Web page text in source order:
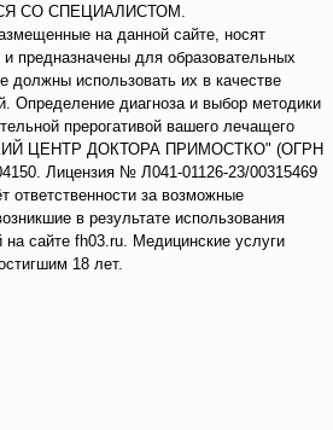
СО СПЕЦИАЛИСТОМ.
на данной сайте, носят
предназначены для образовательных
должны использовать их в качестве
Определение диагноза и выбор методики
прерогативой вашего лечащего
ЦЕНТР ДОКТОРА ПРИМОСТКО" (ОГРН
Лицензия № Л041-01126-23/00315469
ответственности за возможные
в результате использования
сайте fh03.ru. Медицинские услуги
18 лет.